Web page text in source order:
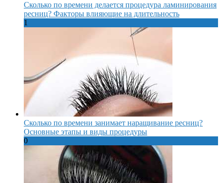
Сколько по времени делается процедура ламинирования
ресниц? Факторы влияющие на длительность
1
Сколько по времени занимает наращивание ресниц?
Основные этапы и виды процедуры
0